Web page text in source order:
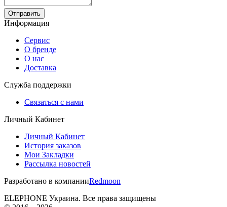
Отправить
Информация
Сервис
О бренде
О нас
Доставка
Служба поддержки
Связаться с нами
Личный Кабинет
Личный Кабинет
История заказов
Мои Закладки
Рассылка новостей
Разработано в компанииRedmoon
ELEPHONE Украина. Все права защищены